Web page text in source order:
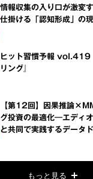
情報収集の入り口が激変
仕掛ける「認知形成」の
ヒット習慣予報 vol.419
リング』
【第12回】因果推論
グ投資の最適化―エディ
と共同で実践するデータ
もっと見る